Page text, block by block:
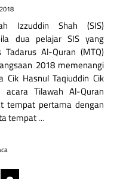
Izzuddin Shah (SIS)
dua pelajar SIS yang
Al-Quran (MTQ)
2018 memenangi
Cik Hasnul Taqiuddin Cik
Tilawah Al-Quran
tempat pertama dengan
tempat …